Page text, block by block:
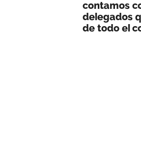
Actualidad
contamos
delegados
de todo el